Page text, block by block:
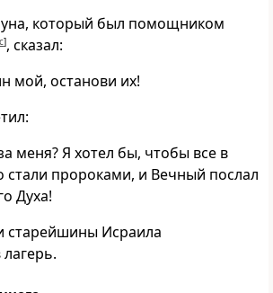
который был помощником
c], сказал:
мой, останови их!
меня? Я хотел бы, чтобы все в
стали пророками, и Вечный послал
Духа!
старейшины Исраила